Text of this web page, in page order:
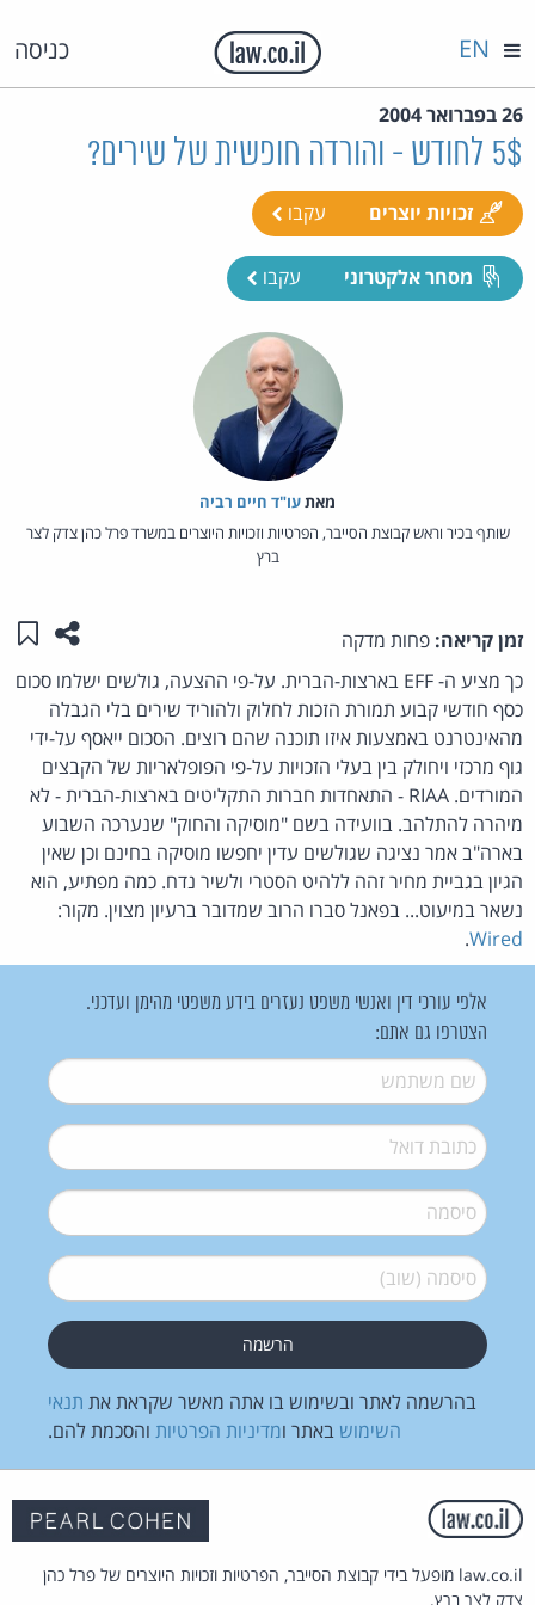
כניסה EN
26 בפברואר 2004
5$ לחודש - והורדה חופשית של שירים?
זכויות יוצרים עקבו
מסחר אלקטרוני עקבו
מאת‏עו"ד חיים רביה
שותף בכיר וראש קבוצת הסייבר, הפרטיות וזכויות היוצרים במשרד פרל כהן צדק לצר
ברץ
זמן קריאה: פחות מדקה שתפו
כך מציע ה- EFF בארצות-הברית. על-פי ההצעה, גולשים ישלמו סכום
כסף חודשי קבוע תמורת הזכות לחלוק ולהוריד שירים בלי הגבלה
מהאינטרנט באמצעות איזו תוכנה שהם רוצים. הסכום ייאסף על-ידי
גוף מרכזי ויחולק בין בעלי הזכויות על-פי הפופלאריות של הקבצים
המורדים. RIAA - התאחדות חברות התקליטים בארצות-הברית - לא
מיהרה להתלהב. בוועידה בשם "מוסיקה והחוק" שנערכה השבוע
בארה"ב אמר נציגה שגולשים עדין יחפשו מוסיקה בחינם וכן שאין
הגיון בגביית מחיר זהה ללהיט הסטרי ולשיר נדח. כמה מפתיע, הוא
נשאר במיעוט... בפאנל סברו הרוב שמדובר ברעיון מצוין. מקור:
Wired
.
אלפי עורכי דין ואנשי משפט נעזרים בידע משפטי מהימן ועדכני.
הצטרפו גם אתם:
שם משתמש*
דואל*
סיסמה*
סיסמה (שוב)*
בהרשמה לאתר ובשימוש בו אתה מאשר שקראת את תנאי
השימוש באתר ומדיניות הפרטיות והסכמת להם.
law.co.il מופעל בידי קבוצת הסייבר, הפרטיות וזכויות היוצרים של פרל כהן
צדק לצר ברץ.